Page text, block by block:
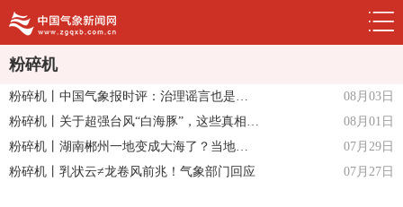
粉碎机
粉碎机丨中国气象报时评：治理谣言也是防灾减灾
08月03日
粉碎机丨关于超强台风“白海豚”，这些真相需要了解！
08月01日
粉碎机丨湖南郴州一地变成大海了？当地回应
07月29日
粉碎机丨乳状云≠龙卷风前兆！气象部门回应
07月27日